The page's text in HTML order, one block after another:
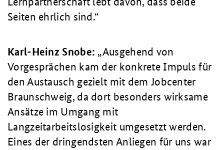
Seiten ehrlich sind.
Karl‑Heinz Snobe:
Ausgehend von
Vorgesprächen kam der konkrete Impuls für
den Austausch gezielt mit dem Jobcenter
Braunschweig, da dort besonders wirksame
Ansätze im Umgang mit
Langzeitarbeitslosigkeit umgesetzt werden.
Eines der dringendsten Anliegen für uns war